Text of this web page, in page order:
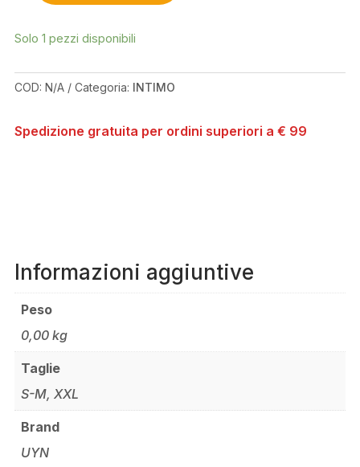
MOTYON
SHORT
WHITE/ANTHRACITE
Solo 1 pezzi disponibili
COD: N/A Categoria: INTIMO
Spedizione gratuita per ordini superiori a € 99
Informazioni aggiuntive
Peso
0,00 kg
Taglie
S-M, XXL
Brand
UYN